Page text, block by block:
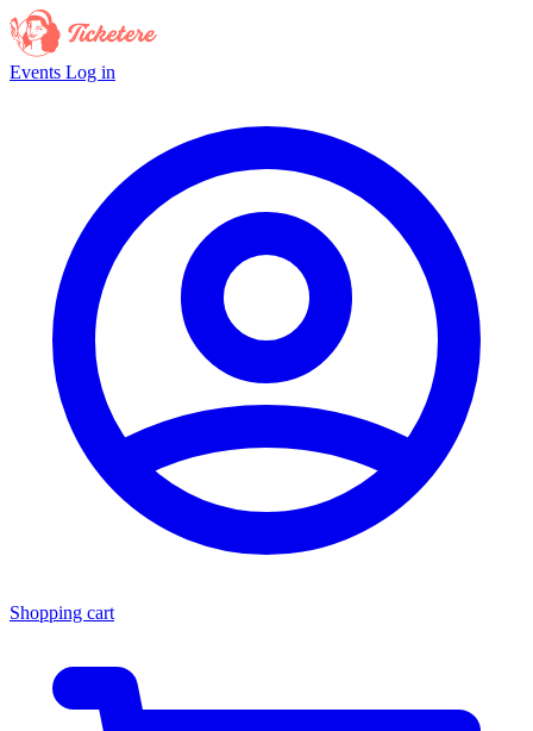
Events Log in
Shopping cart